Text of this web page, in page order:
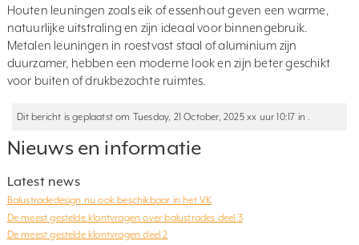
Houten leuningen zoals eik of essenhout geven een warme,
natuurlijke uitstraling en zijn ideaal voor binnengebruik.
Metalen leuningen in roestvast staal of aluminium zijn
duurzamer, hebben een moderne look en zijn beter geschikt
voor buiten of drukbezochte ruimtes.
Dit bericht is geplaatst om Tuesday, 21 October, 2025 xx uur 10:17 in .
Nieuws en informatie
Latest news
Balustradedesign nu ook beschikbaar in het VK
De meest gestelde klantvragen over balustrades deel 3
De meest gestelde klantvragen deel 2